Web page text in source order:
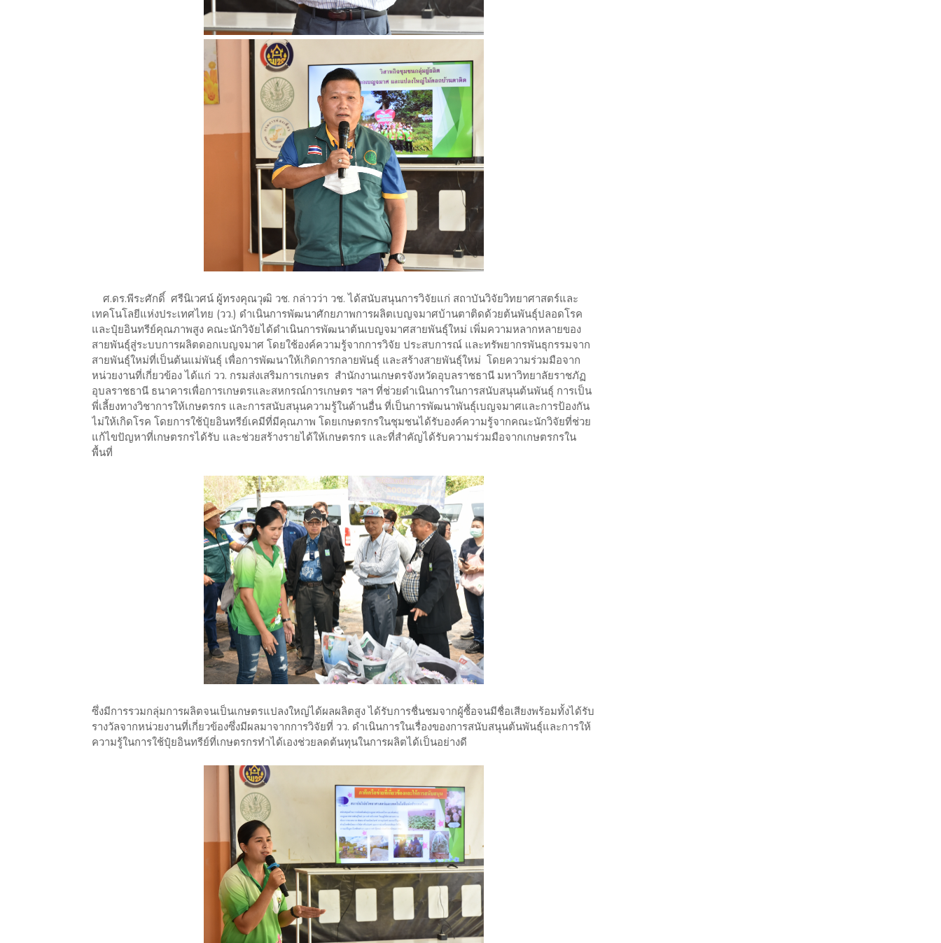
ศ.ดร.พีระศักดิ์ ศรีนิเวศน์ ผู้ทรงคุณวุฒิ วช. กล่าวว่า วช. ได้สนับสนุนการวิจัยแก่ สถาบันวิจัยวิทยาศาสตร์และ
เทคโนโลยีแห่งประเทศไทย (วว.) ดำเนินการพัฒนาศักยภาพการผลิตเบญจมาศบ้านตาติดด้วยต้นพันธุ์ปลอดโรค
และปุ๋ยอินทรีย์คุณภาพสูง คณะนักวิจัยได้ดำเนินการพัฒนาต้นเบญจมาศสายพันธุ์ใหม่ เพิ่มความหลากหลายของ
สายพันธุ์สู่ระบบการผลิตดอกเบญจมาศ โดยใช้องค์ความรู้จากการวิจัย ประสบการณ์ และทรัพยากรพันธุกรรมจาก
สายพันธุ์ใหม่ที่เป็นต้นแม่พันธุ์ เพื่อการพัฒนาให้เกิดการกลายพันธุ์ และสร้างสายพันธุ์ใหม่ โดยความร่วมมือจาก
หน่วยงานที่เกี่ยวข้อง ได้แก่ วว. กรมส่งเสริมการเกษตร สำนักงานเกษตรจังหวัดอุบลราชธานี มหาวิทยาลัยราชภัฏ
อุบลราชธานี ธนาคารเพื่อการเกษตรและสหกรณ์การเกษตร ฯลฯ ที่ช่วยดำเนินการในการสนับสนุนต้นพันธุ์ การเป็น
พี่เลี้ยงทางวิชาการให้เกษตรกร และการสนับสนุนความรู้ในด้านอื่น ที่เป็นการพัฒนาพันธุ์เบญจมาศและการป้องกัน
ไม่ให้เกิดโรค โดยการใช้ปุ๋ยอินทรีย์เคมีที่มีคุณภาพ โดยเกษตรกรในชุมชนได้รับองค์ความรู้จากคณะนักวิจัยที่ช่วย
แก้ไขปัญหาที่เกษตรกรได้รับ และช่วยสร้างรายได้ให้เกษตรกร และที่สำคัญได้รับความร่วมมือจากเกษตรกรใน
พื้นที่
ซึ่งมีการรวมกลุ่มการผลิตจนเป็นเกษตรแปลงใหญ่ได้ผลผลิตสูง ได้รับการชื่นชมจากผู้ซื้อจนมีชื่อเสียงพร้อมทั้งได้รับ
รางวัลจากหน่วยงานที่เกี่ยวข้องซึ่งมีผลมาจากการวิจัยที่ วว. ดำเนินการในเรื่องของการสนับสนุนต้นพันธุ์และการให้
ความรู้ในการใช้ปุ๋ยอินทรีย์ที่เกษตรกรทำได้เองช่วยลดต้นทุนในการผลิตได้เป็นอย่างดี